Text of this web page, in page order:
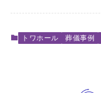
トワホール 葬儀事例